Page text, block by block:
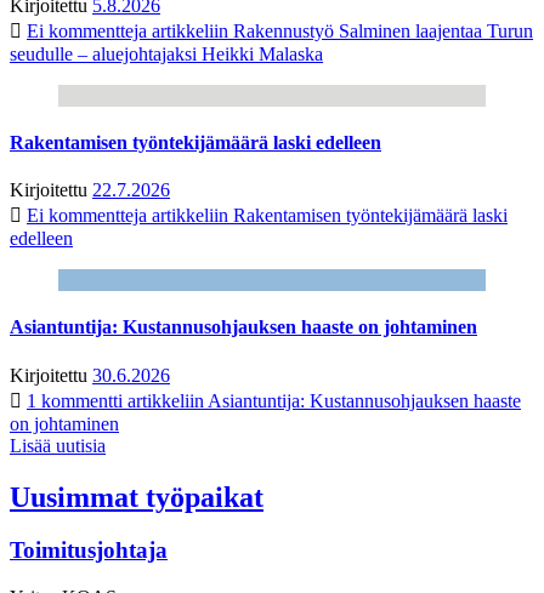
Kirjoitettu 5.8.2026
Ei kommentteja artikkeliin Rakennustyö Salminen laajentaa Turun
seudulle – aluejohtajaksi Heikki Malaska
Rakentamisen työntekijämäärä laski edelleen
Kirjoitettu 22.7.2026
Ei kommentteja artikkeliin Rakentamisen työntekijämäärä laski
edelleen
Asiantuntija: Kustannusohjauksen haaste on johtaminen
Kirjoitettu 30.6.2026
1 kommentti artikkeliin Asiantuntija: Kustannusohjauksen haaste
on johtaminen
Lisää uutisia
Uusimmat työpaikat
Toimitusjohtaja